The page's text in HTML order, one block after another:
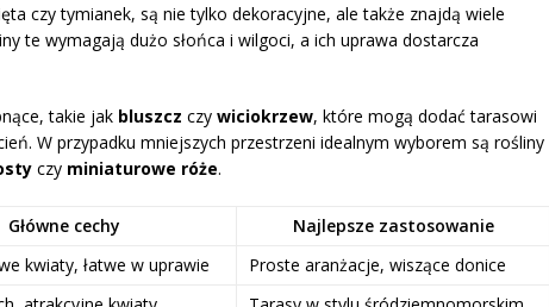
czy tymianek, są nie tylko dekoracyjne, ale także znajdą wiele
te wymagają dużo słońca i wilgoci, a ich uprawa dostarcza
takie jak bluszcz czy wiciokrzew, które mogą dodać tarasowi
W przypadku mniejszych przestrzeni idealnym wyborem są rośliny
czy miniaturowe róże.
Główne cechy
Najlepsze zastosowanie
kwiaty, łatwe w uprawie
Proste aranżacje, wiszące donice